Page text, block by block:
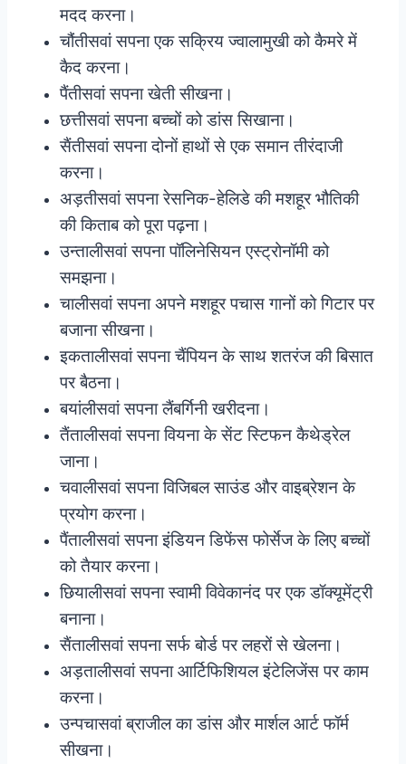
मदद करना।
चौंतीसवां सपना एक सक्रिय ज्वालामुखी को कैमरे में
कैद करना।
पैंतीसवां सपना खेती सीखना।
छत्तीसवां सपना बच्चों को डांस सिखाना।
सैंतीसवां सपना दोनों हाथों से एक समान तीरंदाजी
करना।
अड़तीसवां सपना रेसनिक-हेलिडे की मशहूर भौतिकी
की किताब को पूरा पढ़ना।
उन्तालीसवां सपना पॉलिनेसियन एस्ट्रोनॉमी को
समझना।
चालीसवां सपना अपने मशहूर पचास गानों को गिटार पर
बजाना सीखना।
इकतालीसवां सपना चैंपियन के साथ शतरंज की बिसात
पर बैठना।
बयांलीसवां सपना लैंबर्गिनी खरीदना।
तैंतालीसवां सपना वियना के सेंट स्टिफन कैथेड्रेल
जाना।
चवालीसवां सपना विजिबल साउंड और वाइब्रेशन के
प्रयोग करना।
पैंतालीसवां सपना इंडियन डिफेंस फोर्सेज के लिए बच्चों
को तैयार करना।
छियालीसवां सपना स्वामी विवेकानंद पर एक डॉक्यूमेंट्री
बनाना।
सैंतालीसवां सपना सर्फ बोर्ड पर लहरों से खेलना।
अड़तालीसवां सपना आर्टिफिशियल इंटेलिजेंस पर काम
करना।
उन्पचासवां ब्राजील का डांस और मार्शल आर्ट फॉर्म
सीखना।